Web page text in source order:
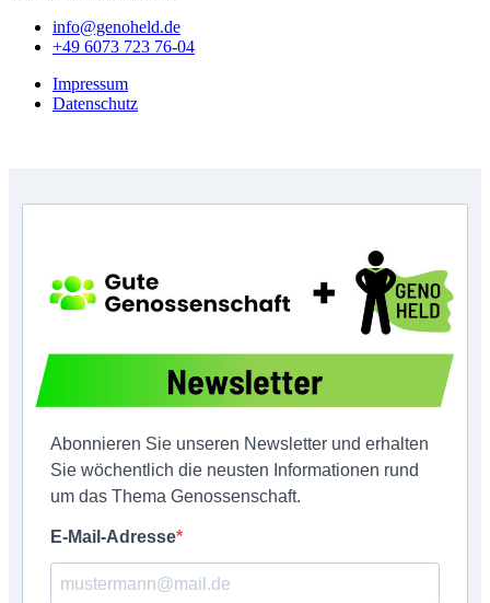
info@genoheld.de
+49 6073 723 76-04
Impressum
Datenschutz
Abonnieren Sie unseren Newsletter und erhalten
Sie wöchentlich die neusten Informationen rund
um das Thema Genossenschaft.
E-Mail-Adresse